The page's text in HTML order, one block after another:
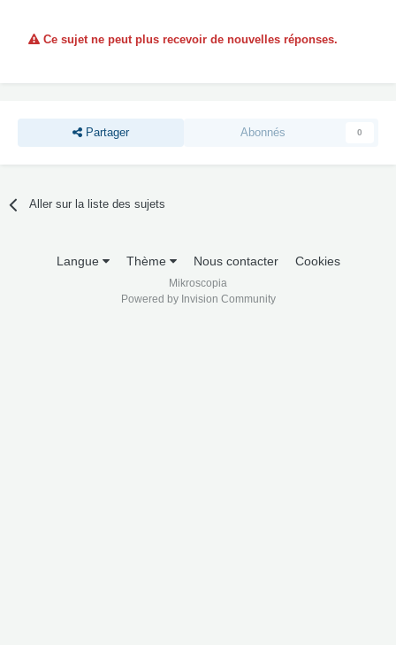
Ce sujet ne peut plus recevoir de nouvelles réponses.
Partager Abonnés 0
Aller sur la liste des sujets
Langue Thème Nous contacter Cookies
Mikroscopia
Powered by Invision Community